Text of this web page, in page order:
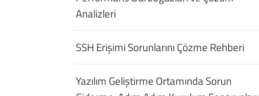
Analizleri
SSH Erişimi Sorunlarını Çözme Rehberi
Yazılım Geliştirme Ortamında Sorun